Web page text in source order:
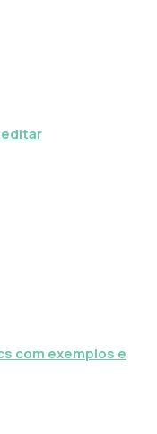
com exemplos e